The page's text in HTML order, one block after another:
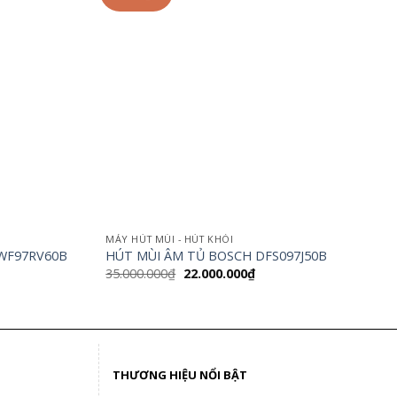
MÁY HÚT MÙI - HÚT KHÓI
HÚT MÙI ÂM TỦ BOSCH DFS097J50B
35.000.000₫ Giá
22.000.000₫Giá
hiện
THƯƠNG HIỆU NỔI BẬT